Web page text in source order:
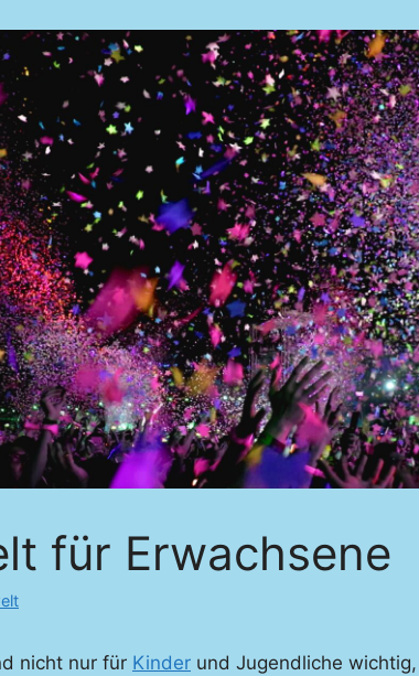
für Erwachsene
nicht nur für Kinder und Jugendliche